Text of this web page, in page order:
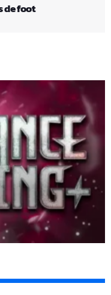
de foot